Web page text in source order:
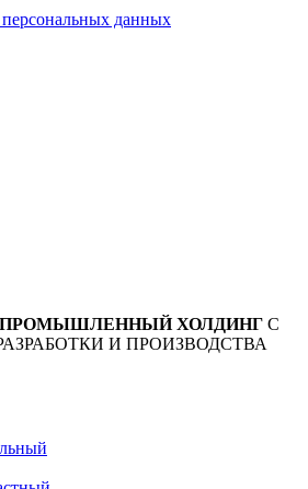
персональных данных
ХОЛДИНГ С
И ПРОИЗВОДСТВА